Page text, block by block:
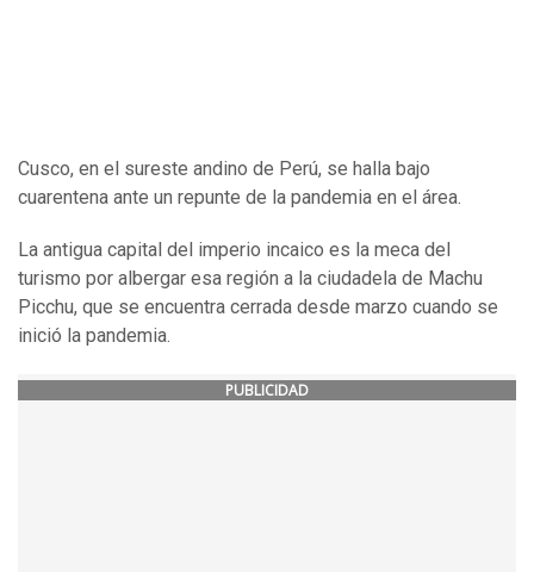
Cusco, en el sureste andino de Perú, se halla bajo
cuarentena ante un repunte de la pandemia en el área.
La antigua capital del imperio incaico es la meca del
turismo por albergar esa región a la ciudadela de Machu
Picchu, que se encuentra cerrada desde marzo cuando se
inició la pandemia.
PUBLICIDAD